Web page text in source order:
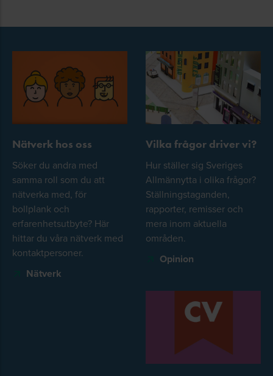
Nätverk hos oss
Söker du andra med
samma roll som du att
nätverka med, för
bollplank och
erfarenhetsutbyte? Här
hittar du våra nätverk med
kontaktpersoner.
Nätverk
Vilka frågor driver vi?
Hur ställer sig Sveriges
Allmännytta i olika frågor?
Ställningstaganden,
rapporter, remisser och
mera inom aktuella
områden.
Opinion